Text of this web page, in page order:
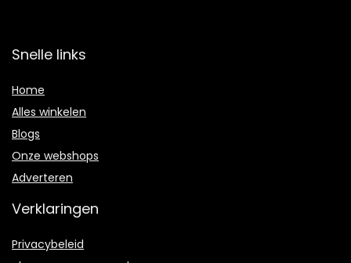
Snelle links
Home
Alles winkelen
Blogs
Onze webshops
Adverteren
Verklaringen
Privacybeleid